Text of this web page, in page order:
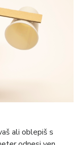
ali oblepiš s